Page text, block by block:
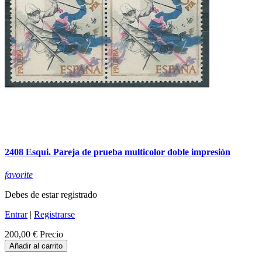
2408 Esqui. Pareja de prueba multicolor doble impresión
favorite
Debes de estar registrado
Entrar| Registrarse
200,00 € Precio
Añadir al carrito